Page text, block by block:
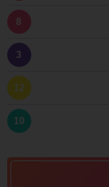
8
3
12
10